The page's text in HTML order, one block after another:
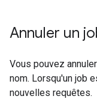
Annuler un
Vous pouvez
nom. Lorsqu'un job
nouvelles requêtes.